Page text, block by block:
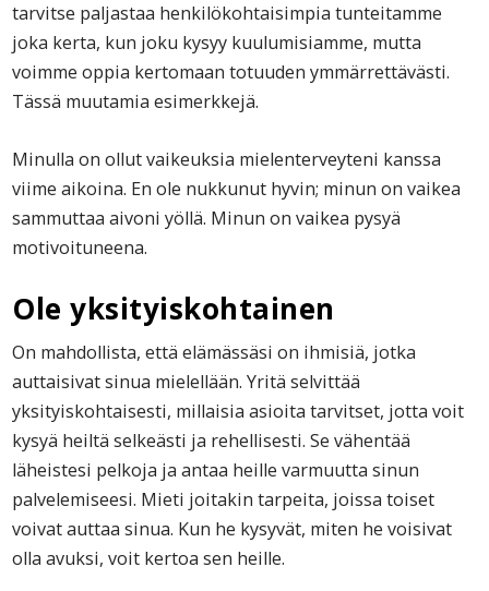
tarvitse paljastaa henkilökohtaisimpia tunteitamme
joka kerta, kun joku kysyy kuulumisiamme, mutta
voimme oppia kertomaan totuuden ymmärrettävästi.
Tässä muutamia esimerkkejä.
Minulla on ollut vaikeuksia mielenterveyteni kanssa
viime aikoina. En ole nukkunut hyvin; minun on vaikea
sammuttaa aivoni yöllä. Minun on vaikea pysyä
motivoituneena.
Ole yksityiskohtainen
On mahdollista, että elämässäsi on ihmisiä, jotka
auttaisivat sinua mielellään. Yritä selvittää
yksityiskohtaisesti, millaisia asioita tarvitset, jotta voit
kysyä heiltä selkeästi ja rehellisesti. Se vähentää
läheistesi pelkoja ja antaa heille varmuutta sinun
palvelemiseesi. Mieti joitakin tarpeita, joissa toiset
voivat auttaa sinua. Kun he kysyvät, miten he voisivat
olla avuksi, voit kertoa sen heille.